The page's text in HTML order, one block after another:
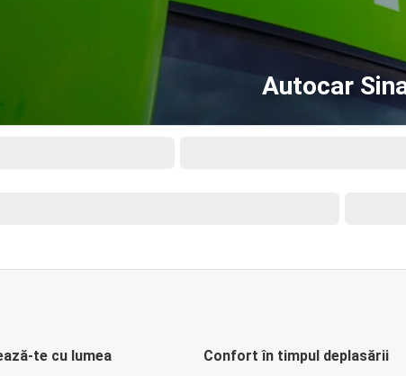
Autocar
te cu lumea Confort în timpul deplasării